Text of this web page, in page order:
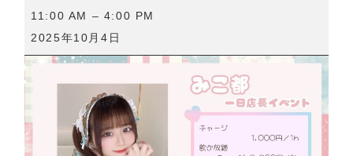
都
一
長
11:00 AM – 4:00 PM
2025年10月4日